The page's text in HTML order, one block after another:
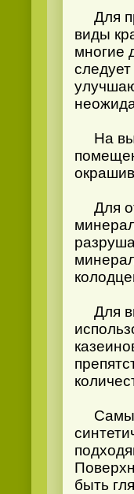
Для
виды
многие
На
Для
Для
быть